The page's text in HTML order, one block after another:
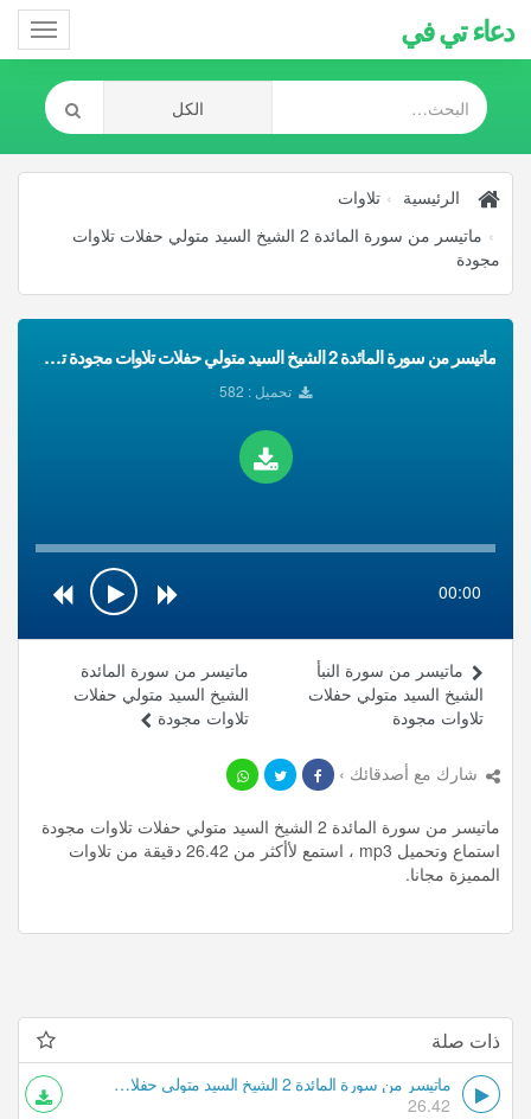
دعاء تي في
الرئيسية
تلاوات
ماتيسر من سورة المائدة 2 الشيخ السيد متولي حفلات تلاوات
مجودة
ماتيسر من سورة المائدة 2 الشيخ السيد متولي حفلات تلاوات مجودة تحميل Mp3
تحميل : 582
00:00
ماتيسر من سورة المائدة
الشيخ السيد متولي حفلات
تلاوات مجودة
ماتيسر من سورة النبأ
الشيخ السيد متولي حفلات
تلاوات مجودة
شارك مع أصدقائك ›
ماتيسر من سورة المائدة 2 الشيخ السيد متولي حفلات تلاوات مجودة
استماع وتحميل mp3 ، استمع لأأكثر من 26.42 دقيقة من تلاوات
المميزة مجانا.
ذات صلة
ماتيسر من سورة المائدة 2 الشيخ السيد متولي حفلات تلاوات مجودة
26.42